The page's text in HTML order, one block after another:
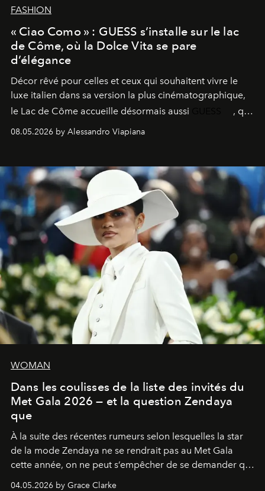
FASHION
« Ciao Como » : GUESS s’installe sur le lac
de Côme, où la Dolce Vita se pare
d’élégance
Décor rêvé pour celles et ceux qui souhaitent vivre le
luxe italien dans sa version la plus cinématographique,
le Lac de Côme accueille désormais aussi
, qui
fragrances. L’une des opérations de style les plus
08.05.2026 by Alessandro Viapiana
WOMAN
Dans les coulisses de la liste des invités du
Met Gala 2026 — et la question Zendaya
que
À la suite des récentes rumeurs selon lesquelles la star
de la mode Zendaya ne se rendrait pas au Met Gala
cette année, on ne peut s’empêcher de se demander qui
04.05.2026 by Grace Clarke